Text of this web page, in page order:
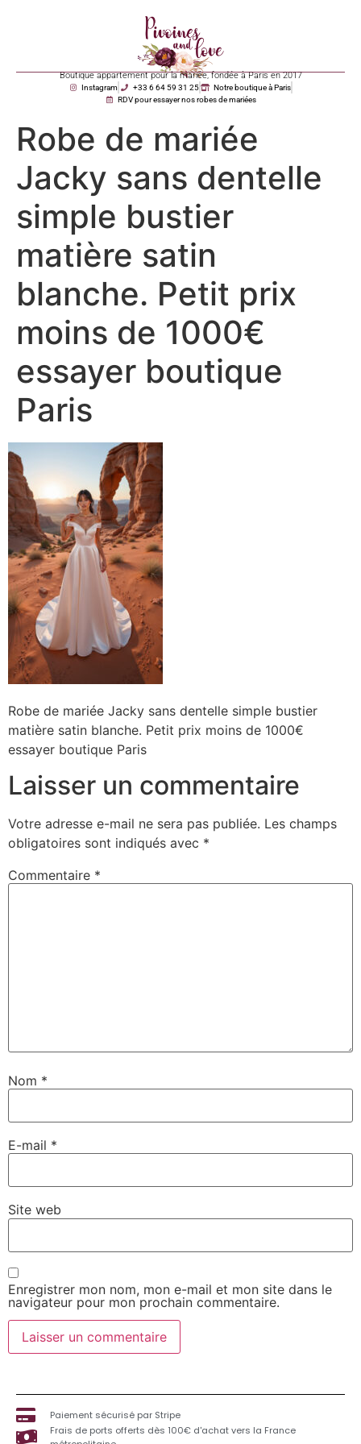
Boutique appartement pour la mariée, fondée à Paris en 2017
Instagram +33 6 64 59 31 25
Notre boutique à Paris
RDV pour essayer nos robes de mariées
Robe de mariée
Jacky sans dentelle
simple bustier
matière satin
blanche. Petit prix
moins de 1000€
essayer boutique
Paris
Robe de mariée Jacky sans dentelle simple bustier
matière satin blanche. Petit prix moins de 1000€
essayer boutique Paris
Laisser un commentaire
Votre adresse e-mail ne sera pas publiée. Les champs
obligatoires sont indiqués avec *
Commentaire *
Nom *
E-mail *
Site web
Enregistrer mon nom, mon e-mail et mon site dans le
navigateur pour mon prochain commentaire.
Paiement sécurisé par Stripe
Frais de ports offerts dès 100€ d'achat vers la France